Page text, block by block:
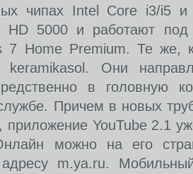
чипах Intel Core i3/i5 и
HD 5000 и работают под
7 Home Premium. Те же,
keramikasol. Они
в головную
Причем в новых
YouTube 2.1
можно на его
адресу m.ya.ru.